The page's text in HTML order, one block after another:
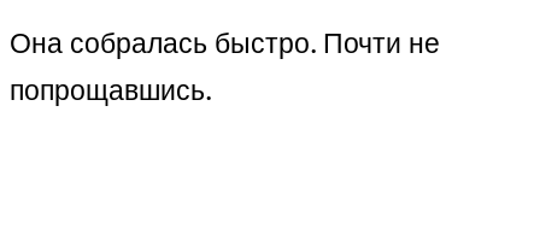
Она собралась быстро. Почти не
попрощавшись.